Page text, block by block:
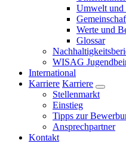
Umwelt
Werte und
Glossar
WISAG
International
Karriere Karriere
Stellenmarkt
Einstieg
Tipps zur
Ansprechpartner
Kontakt